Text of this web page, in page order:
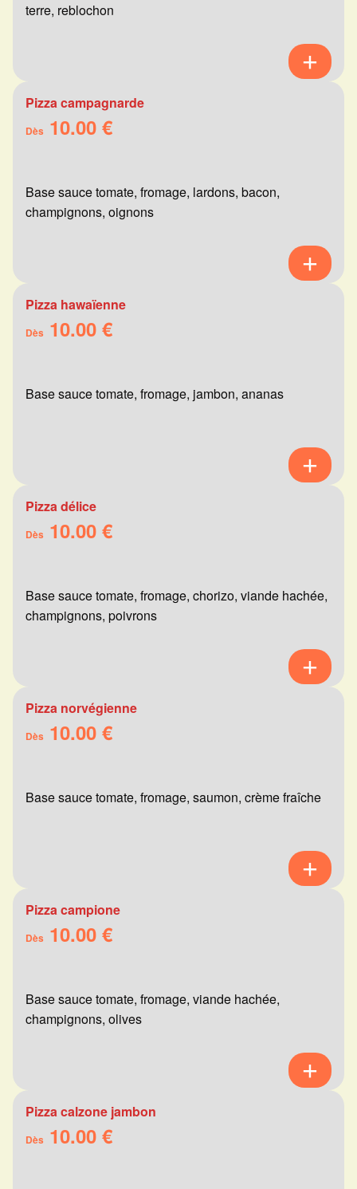
terre, reblochon
Pizza campagnarde
Dès 10.00 €
Base sauce tomate, fromage, lardons, bacon,
champignons, oignons
Pizza hawaïenne
Dès 10.00 €
Base sauce tomate, fromage, jambon, ananas
Pizza délice
Dès 10.00 €
Base sauce tomate, fromage, chorizo, viande hachée,
champignons, poivrons
Pizza norvégienne
Dès 10.00 €
Base sauce tomate, fromage, saumon, crème fraîche
Pizza campione
Dès 10.00 €
Base sauce tomate, fromage, viande hachée,
champignons, olives
Pizza calzone jambon
Dès 10.00 €